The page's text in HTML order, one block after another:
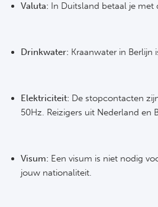
Valuta: In Duitsland betaal je met
Drinkwater: Kraanwater in Berlijn
Elektriciteit: De stopcontacten
50Hz. Reizigers uit Nederland en
Visum: Een visum is niet nodig
jouw nationaliteit.